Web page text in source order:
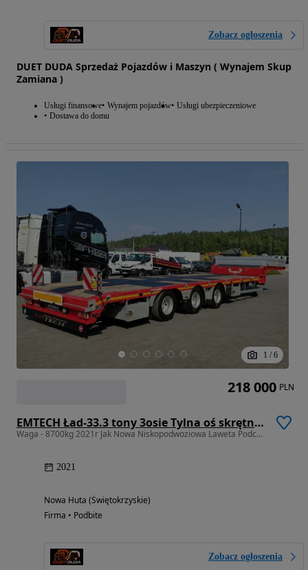
Zobacz ogłoszenia
DUET DUDA Sprzedaż Pojazdów i Maszyn ( Wynajem Skup
Zamiana )
Usługi finansowe Wynajem pojazdów Usługi ubezpieczeniowe
Dostawa do domu
1 / 6
EMTECH Ład-33.3 tony 3osie Tylna oś skrętna Przednia Podnoszona
Waga - 8700kg 2021r Jak Nowa Niskopodwoziowa Laweta Podczołgówka
2021
Nowa Huta (Świętokrzyskie)
Firma • Podbite
Zobacz ogłoszenia
218 000 PLN